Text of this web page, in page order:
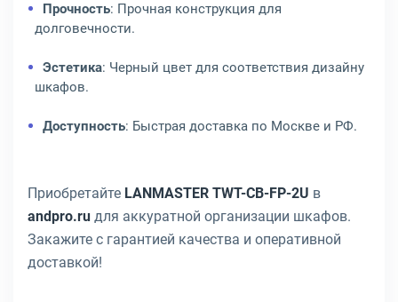
Прочность: Прочная конструкция для
долговечности.
Эстетика: Черный цвет для соответствия дизайну
шкафов.
Доступность: Быстрая доставка по Москве и РФ.
Приобретайте LANMASTER TWT-CB-FP-2U в
andpro.ru для аккуратной организации шкафов.
Закажите с гарантией качества и оперативной
доставкой!